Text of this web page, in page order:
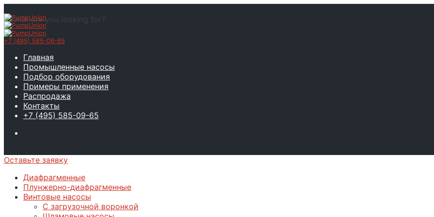
+7 (495) 585-09-65
Главная
Промышленные насосы
Подбор оборудования
Примеры применения
Распродажа
Контакты
+7 (495) 585-09-65
Оставьте заявку
Диафрагменные
Плунжерно-диафрагменные
Винтовые насосы
С загрузочной воронкой
What are you looking for?